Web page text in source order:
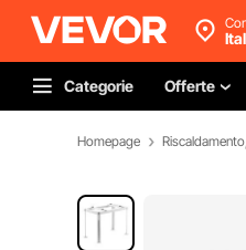
Categorie Offerte
Homepage